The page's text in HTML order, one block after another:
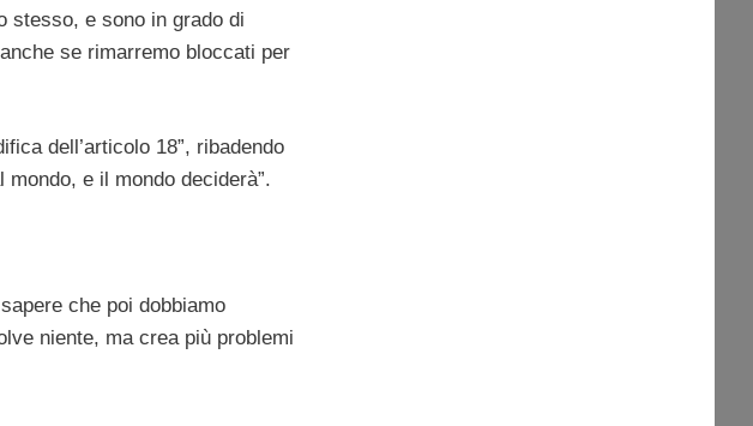
stesso, e sono in grado di
se rimarremo bloccati per
dell’articolo 18”, ribadendo
e il mondo deciderà”.
che poi dobbiamo
niente, ma crea più problemi